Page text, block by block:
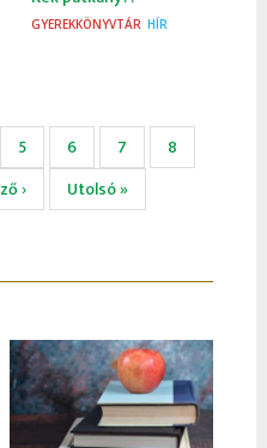
GYEREKKÖNYVTÁR HÍR
Page
5 Page
6 Page
7 Page
8
›
Utolsó
oldal
Utolsó »